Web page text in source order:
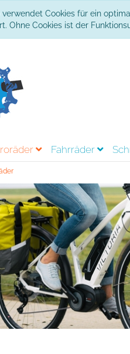
verwendet Cookies für ein
Ohne Cookies ist der
Fahrräder